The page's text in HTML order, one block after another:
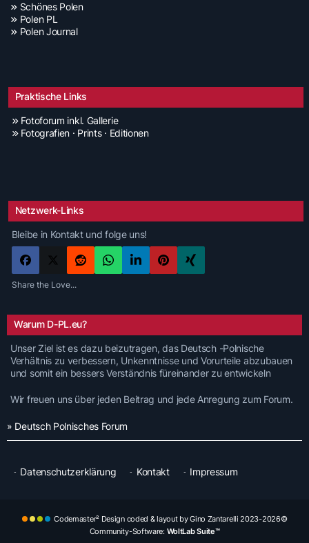
Schönes Polen
Polen PL
Polen Journal
Praktische Links
Fotoforum inkl. Gallerie
Fotografien · Prints · Editionen
Netzwerk-Links
Bleibe in Kontakt und folge uns!
Share the Love...
Warum D-PL.eu?
Unser Ziel ist es dazu beizutragen, das Deutsch -Polnische
Verhältnis zu verbessern, Unkenntnisse und Vorurteile abzubauen
und somit ein bessers Verständnis füreinander zu entwickeln
Wir freuen uns über jeden Beitrag und jede Anregung zum Forum.
» Deutsch Polnisches Forum
Datenschutzerklärung Kontakt Impressum
Codemaster² Design coded & layout by Gino Zantarelli 2023-2026©
Community-Software: WoltLab Suite™